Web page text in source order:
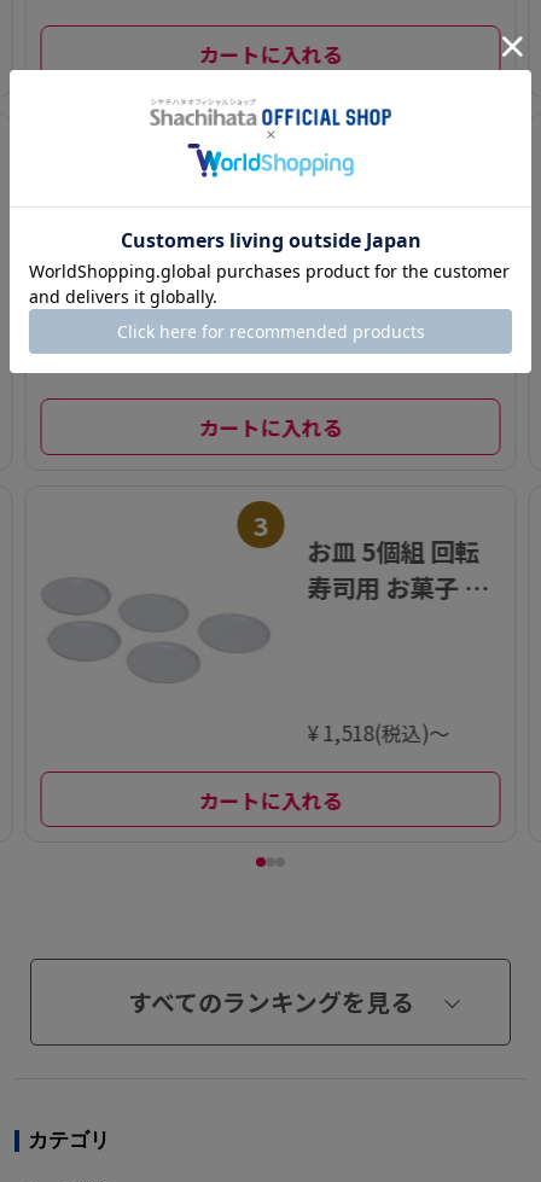
カートに入れる
2
回転寿司 すし 皿
10枚付 寿司握り
器付 電池式 お菓
子 スイーツ キッ
ズ 子供 ファミリ
ー
¥ 6,534(税込)～
カートに入れる
3
お皿 5個組 回転
寿司用 お菓子 ス
楽しい
¥ 1,518(税込)～
カートに入れる
すべてのランキングを見る
カテゴリ